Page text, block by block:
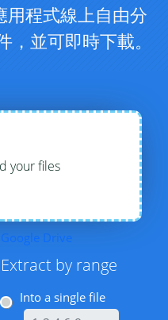
用程式線上自由分
，並可即時下載。